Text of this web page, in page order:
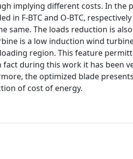
implying different costs. In the
in F-BTC and O-BTC,
same. The loads reduction is
is a low induction wind
region. This feature
during this work it has been
the optimized blade
of cost of energy.